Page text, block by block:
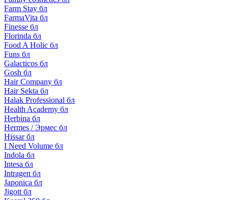
Farm Stay бл
FarmaVita бл
Finesse бл
Florinda бл
Food A Holic бл
Funs бл
Galacticos бл
Gosh бл
Hair Company бл
Hair Sekta бл
Halak Professional бл
Health Academy бл
Herbina бл
Hermes / Эрмес бл
Hissar бл
I Need Volume бл
Indola бл
Intesa бл
Intragen бл
Japonica бл
Jigott бл